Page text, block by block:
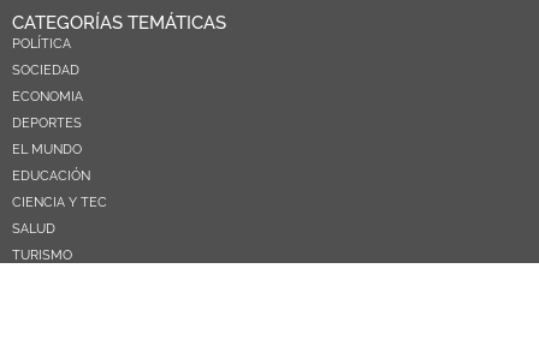
CATEGORÍAS TEMÁTICAS
POLÍTICA
SOCIEDAD
ECONOMIA
DEPORTES
EL MUNDO
EDUCACIÓN
CIENCIA Y TEC
SALUD
TURISMO